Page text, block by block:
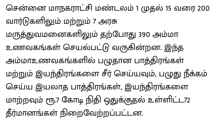
சென்னை மாநகராட்சி மண்டலம் 1 முதல் 15 வரை 200
வார்டுகளிலும் மற்றும் 7 அரசு
மருத்துவமனைகளிலும் தற்போது 390 அம்மா
உணவகங்கள் செயல்பட்டு வருகின்றன. இந்த
அம்மாஉணவகங்களில் பழுதான பாத்திரங்கள்
மற்றும் இயந்திரங்களை சீர் செய்யவும், பழுது நீக்கம்
செய்ய இயலாத பாத்திரங்கள், இயந்திரங்களை
மாற்றவும் ரூ.7 கோடி நிதி ஒதுக்குதல் உள்ளிட்ட72
தீர்மானங்கள் நிறைவேற்றப்பட்டன.